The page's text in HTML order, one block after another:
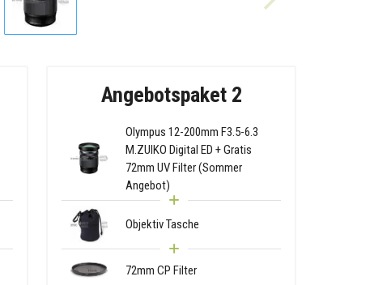
Angebotspaket 2
Olympus 12-200mm F3.5-6.3
M.ZUIKO Digital ED + Gratis
72mm UV Filter (Sommer
Angebot)
Objektiv Tasche
72mm CP Filter